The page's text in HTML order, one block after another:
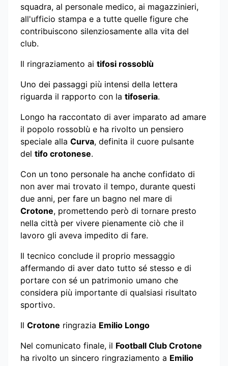
squadra, al personale medico, ai magazzinieri,
all'ufficio stampa e a tutte quelle figure che
contribuiscono silenziosamente alla vita del
club.
Il ringraziamento ai tifosi rossoblù
Uno dei passaggi più intensi della lettera
riguarda il rapporto con la tifoseria.
Longo ha raccontato di aver imparato ad amare
il popolo rossoblù e ha rivolto un pensiero
speciale alla Curva, definita il cuore pulsante
del tifo crotonese.
Con un tono personale ha anche confidato di
non aver mai trovato il tempo, durante questi
due anni, per fare un bagno nel mare di
Crotone, promettendo però di tornare presto
nella città per vivere pienamente ciò che il
lavoro gli aveva impedito di fare.
Il tecnico conclude il proprio messaggio
affermando di aver dato tutto sé stesso e di
portare con sé un patrimonio umano che
considera più importante di qualsiasi risultato
sportivo.
Il Crotone ringrazia Emilio Longo
Nel comunicato finale, il Football Club Crotone
ha rivolto un sincero ringraziamento a Emilio